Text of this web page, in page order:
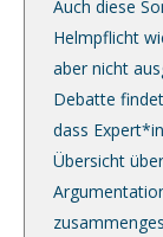
Auch diese
Helmpflicht
aber nicht
Debatte
dass
Übersicht